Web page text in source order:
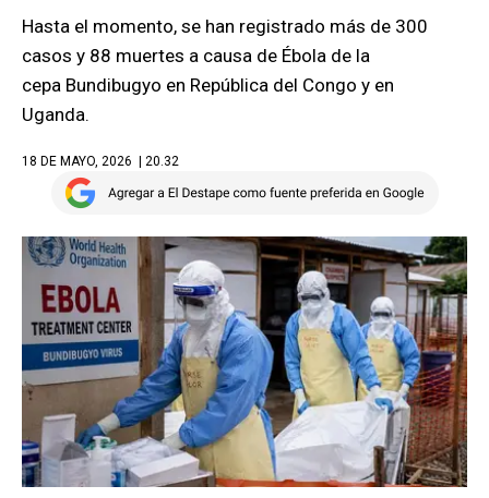
Hasta el momento, se han registrado más de 300
casos y 88 muertes a causa de Ébola de la
cepa Bundibugyo en República del Congo y en
Uganda.
18 DE MAYO, 2026 | 20.32